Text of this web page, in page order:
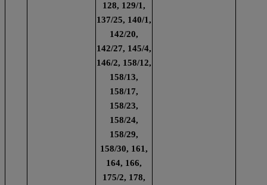
128, 129/1,
137/25, 140/1,
142/20,
142/27, 145/4,
146/2, 158/12,
158/13,
158/17,
158/23,
158/24,
158/29,
158/30, 161,
164, 166,
175/2, 178,